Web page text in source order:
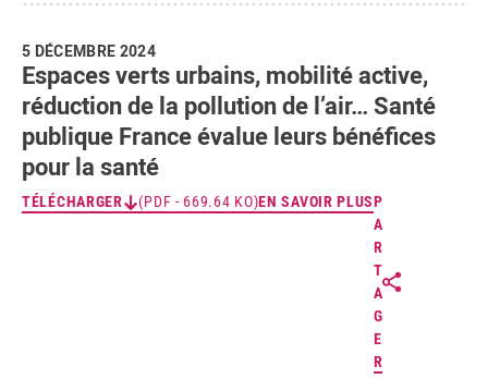
5 DÉCEMBRE 2024
Espaces verts urbains, mobilité active,
réduction de la pollution de l’air… Santé
publique France évalue leurs bénéfices
pour la santé
TÉLÉCHARGER (PDF - 669.64 KO)EN SAVOIR PLUSP
A
R
T
A
G
E
R